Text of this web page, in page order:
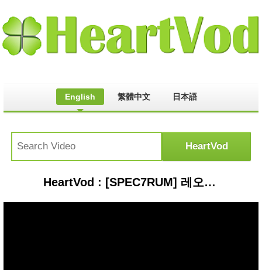
English 繁體中文 日本語
HeartVod : [SPEC7RUM] 레오루 - Monster (한국어 가사/일본어 독음)